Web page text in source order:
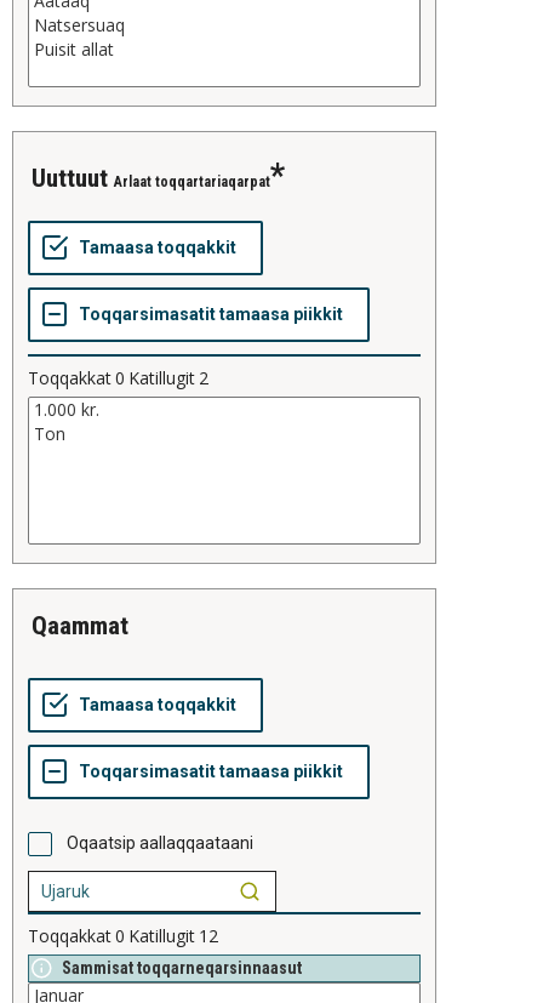
uuttuut Arlaat toqqartariaqarpat
Toqqakkat0 Katillugit 2
qaammat
Oqaatsip aallaqqaataani
Toqqakkat0 Katillugit 12
Sammisat toqqarneqarsinnaasut